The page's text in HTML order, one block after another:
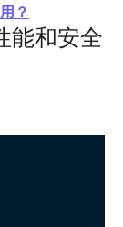
？
能和安全